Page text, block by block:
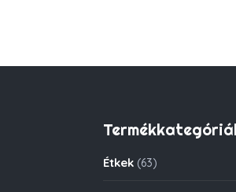
Étkek (63)